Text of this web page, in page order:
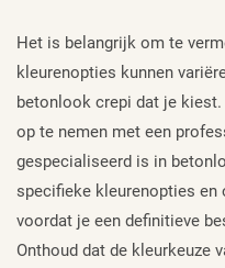
Het is belangrijk om te
kleurenopties kunnen
betonlook crepi dat je
op te nemen met een
gespecialiseerd is in
specifieke kleurenopties
voordat je een definitieve
Onthoud dat de kleurkeuze